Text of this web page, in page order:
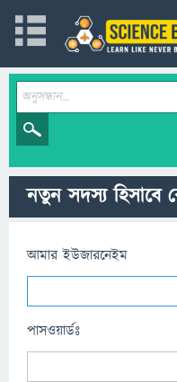
নতুন সদস্য হিসাবে
আমার ইউজারনেইম
পাসওয়ার্ডঃ